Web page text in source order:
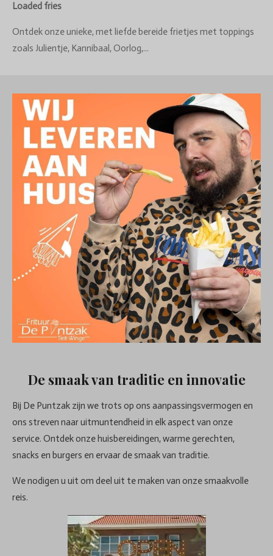
Loaded fries
Ontdek onze unieke, met liefde bereide frietjes met toppings
zoals Julientje, Kannibaal, Oorlog,...
De smaak van traditie en innovatie
Bij De Puntzak zijn we trots op ons aanpassingsvermogen en
ons streven naar uitmuntendheid in elk aspect van onze
service. Ontdek onze huisbereidingen, warme gerechten,
snacks en burgers en ervaar de smaak van traditie.
We nodigen u uit om deel uit te maken van onze smaakvolle
reis.